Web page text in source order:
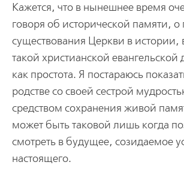
Кажется, что в нынешнее время
говоря об исторической памяти,
существования Церкви в истории,
такой христианской евангельской
как простота. Я постараюсь
родстве со своей сестрой
средством сохранения живой
может быть таковой лишь когда
смотреть в будущее, созидаемое
настоящего.